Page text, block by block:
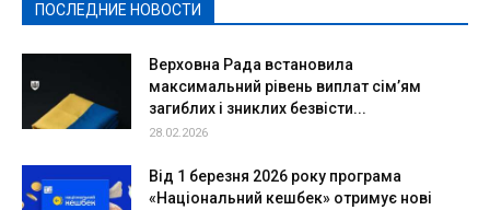
ПОСЛЕДНИЕ НОВОСТИ
Верховна Рада встановила
максимальний рівень виплат сім’ям
загиблих і зниклих безвісти...
28.02.2026
Від 1 березня 2026 року програма
«Національний кешбек» отримує нові